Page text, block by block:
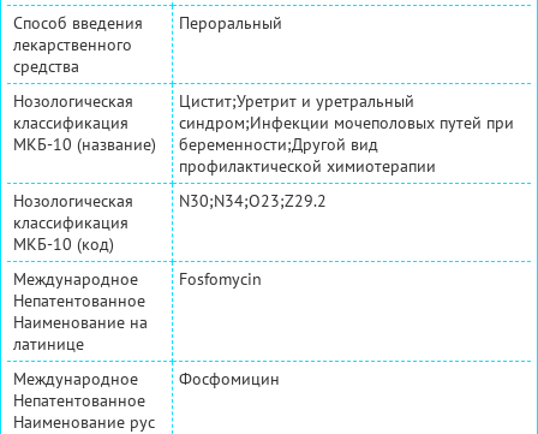
Способ введения
лекарственного
средства
Пероральный
Нозологическая
классификация
МКБ-10 (название)
Цистит;Уретрит и уретральный
синдром;Инфекции мочеполовых путей при
беременности;Другой вид
профилактической химиотерапии
Нозологическая
классификация
МКБ-10 (код)
N30;N34;O23;Z29.2
Международное
Непатентованное
Наименование на
латинице
Fosfomycin
Международное
Непатентованное
Наименование рус
Фосфомицин